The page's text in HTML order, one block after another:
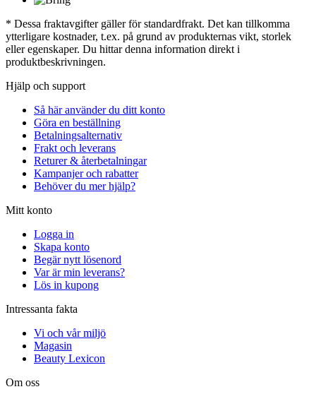
* Dessa fraktavgifter gäller för standardfrakt. Det kan tillkomma
ytterligare kostnader, t.ex. på grund av produkternas vikt, storlek
eller egenskaper. Du hittar denna information direkt i
produktbeskrivningen.
Hjälp och support
Så här använder du ditt konto
Göra en beställning
Betalningsalternativ
Frakt och leverans
Returer & återbetalningar
Kampanjer och rabatter
Behöver du mer hjälp?
Mitt konto
Logga in
Skapa konto
Begär nytt lösenord
Var är min leverans?
Lös in kupong
Intressanta fakta
Vi och vår miljö
Magasin
Beauty Lexicon
Om oss